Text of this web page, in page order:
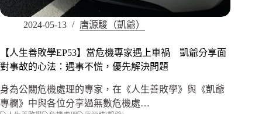
2024-05-13 唐源駿（凱爺）
【人生善敗學EP53】當危機專家遇上車禍 凱爺分享面
對事故的心法：遇事不慌，優先解決問題
身為公關危機處理的專家，在《人生善敗學》與《凱爺
專欄》中與各位分享過無數危機處…